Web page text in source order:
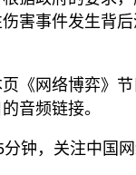
害事件发生背
《网络博弈》
音频链接。
钟，关注中国